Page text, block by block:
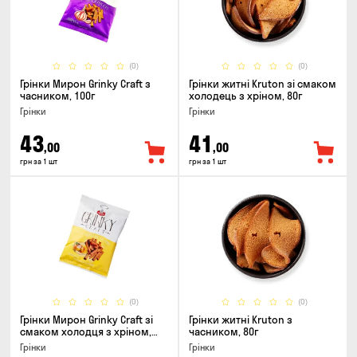
(0)
Грінки Мирон Grinky Craft з
часником, 100г
Грінки
43,00
грн за 1 шт
(0)
Грінки житні Kruton зі смаком
холодець з хріном, 80г
Грінки
41 ,00
грн за 1 шт
(0)
Грінки Мирон Grinky Craft зі
смаком холодця з хріном,
100г
Грінки
(0)
Грінки житні Kruton з
часником, 80г
Грінки